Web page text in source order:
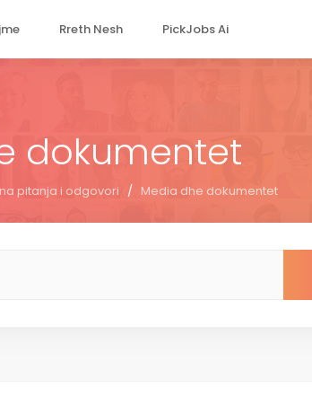
Rreth Nesh PickJobs Ai
dokumentet
pitanja i odgovori / Media dhe dokumentet